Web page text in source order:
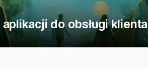
do obsługi